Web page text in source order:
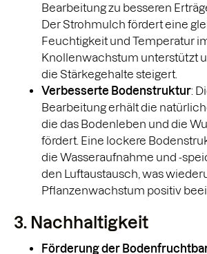
Bearbeitung zu besseren
Der Strohmulch fördert eine
Feuchtigkeit und Temperatur
Knollenwachstum unterstützt
die Stärkegehalte steigert.
Verbesserte Bodenstruktur:
Bearbeitung erhält die
die das Bodenleben und die
fördert. Eine lockere
die Wasseraufnahme und -
den Luftaustausch, was
Pflanzenwachstum positiv
3. Nachhaltigkeit
Förderung der